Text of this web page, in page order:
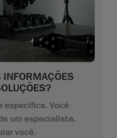
específica. Você
um especialista.
você.